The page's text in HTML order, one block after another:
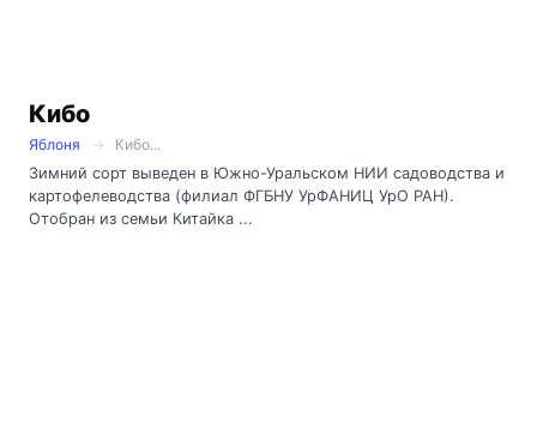
Кибо
Яблоня
Кибо...
Зимний сорт выведен в Южно-Уральском НИИ садоводства и
картофелеводства (филиал ФГБНУ УрФАНИЦ УрО РАН).
Отобран из семьи Китайка ...